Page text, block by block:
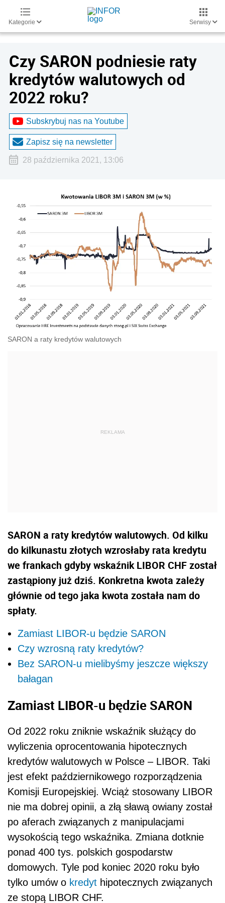
Kategorie Serwisy
Czy SARON podniesie raty
kredytów walutowych od
2022 roku?
Subskrybuj nas na Youtube
Zapisz się na newsletter
28 października 2021, 13:06
SARON a raty kredytów walutowych
SARON a raty kredytów walutowych. Od kilku
do kilkunastu złotych wzrosłaby rata kredytu
we frankach gdyby wskaźnik LIBOR CHF został
zastąpiony już dziś. Konkretna kwota zależy
głównie od tego jaka kwota została nam do
spłaty.
Zamiast LIBOR-u będzie SARON
Czy wzrosną raty kredytów?
Bez SARON-u mielibyśmy jeszcze większy
bałagan
Zamiast LIBOR-u będzie SARON
Od 2022 roku zniknie wskaźnik służący do
wyliczenia oprocentowania hipotecznych
kredytów walutowych w Polsce – LIBOR. Taki
jest efekt październikowego rozporządzenia
Komisji Europejskiej. Wciąż stosowany LIBOR
nie ma dobrej opinii, a złą sławą owiany został
po aferach związanych z manipulacjami
wysokością tego wskaźnika. Zmiana dotknie
ponad 400 tys. polskich gospodarstw
domowych. Tyle pod koniec 2020 roku było
tylko umów o kredyt hipotecznych związanych
ze stopą LIBOR CHF.